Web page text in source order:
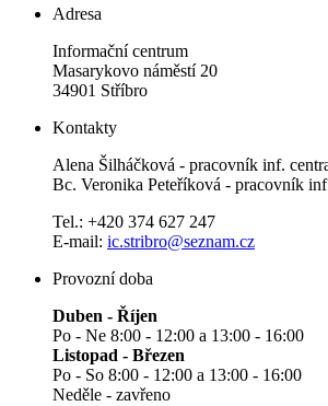
Adresa
Informační centrum
Masarykovo náměstí 20
34901 Stříbro
Kontakty
Alena Šilháčková - pracovník inf.
Bc. Veronika Peteříková - pracovník
Tel.: +420 374 627 247
E-mail: ic.stribro@seznam.cz
Provozní doba
Duben - Říjen
Po - Ne 8:00 - 12:00 a 13:00 - 16:00
Listopad - Březen
Po - So 8:00 - 12:00 a 13:00 - 16:00
Neděle - zavřeno